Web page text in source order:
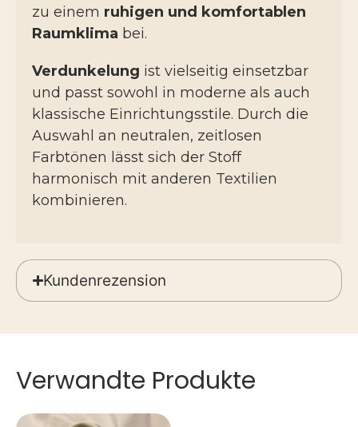
zu einem ruhigen und komfortablen
Raumklima bei.
Verdunkelung ist vielseitig einsetzbar
und passt sowohl in moderne als auch
klassische Einrichtungsstile. Durch die
Auswahl an neutralen, zeitlosen
Farbtönen lässt sich der Stoff
harmonisch mit anderen Textilien
kombinieren.
Kundenrezension
Verwandte Produkte
Dieses